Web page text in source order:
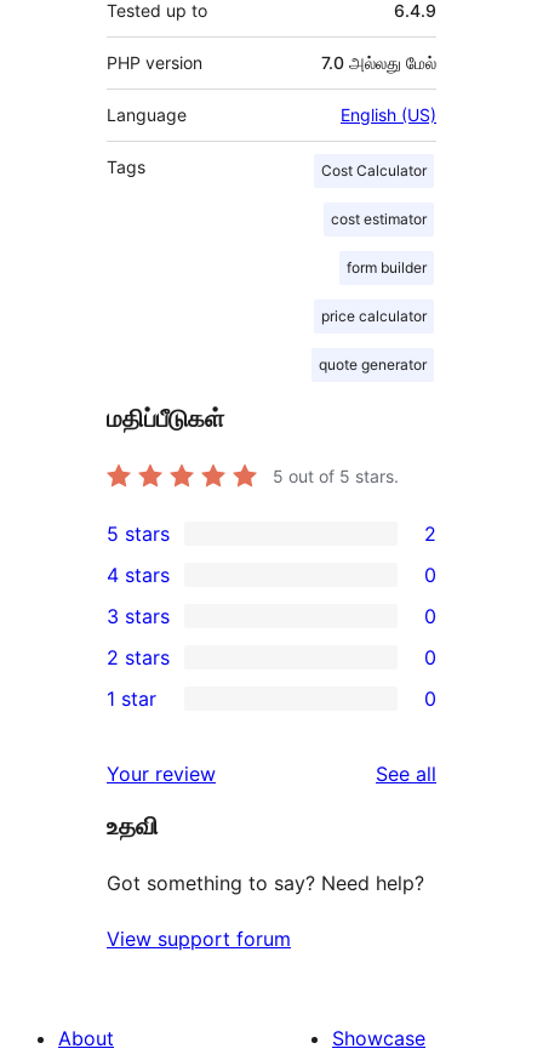
Tested up to 6.4.9
PHP version 7.0 அல்லது மேல்
Language English (US)
Tags Cost Calculator
cost estimator
form builder
price calculator
quote generator
மதிப்பீடுகள்
5 out of 5 stars.
2
5-
star
reviews
5 stars 2
4-
star
reviews
4 stars 0
0
3-
star
3 stars 0
2-
reviews
2 stars 0
star
reviews
1 star 0
Your review See all
உதவி
Got something to say? Need help?
View support forum
About
Showcase